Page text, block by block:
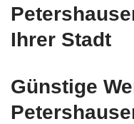
Ihrer Stadt
Günstige